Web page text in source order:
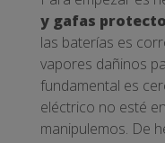
y gafas
las baterías es
vapores dañinos
fundamental es
eléctrico no esté
manipulemos. De